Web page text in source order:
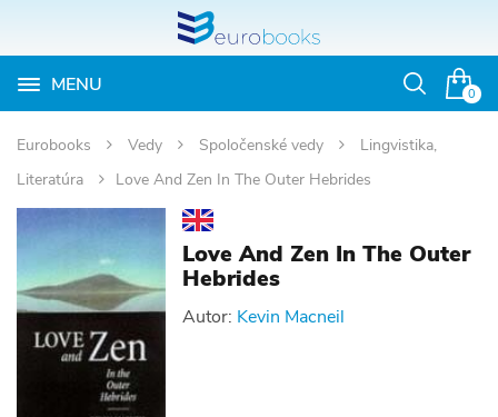
0
MENU
Otvoriť
Eurobooks Vedy Spoločenské vedy
Lingvistika,
Literatúra
Love And Zen In The Outer Hebrides
Love And Zen In The Outer
Hebrides
Autor: Kevin Macneil